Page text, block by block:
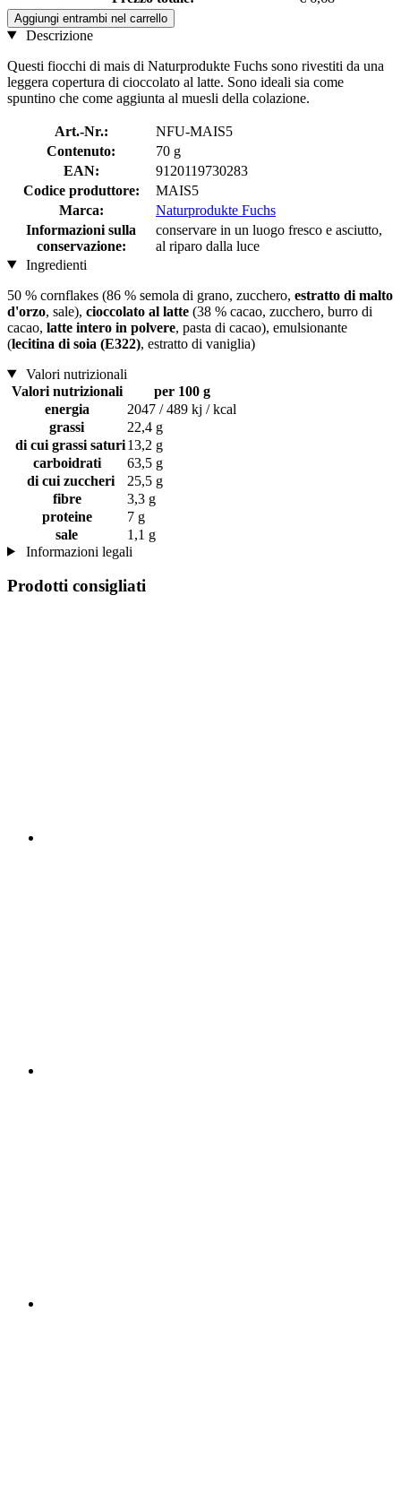
Aggiungi entrambi nel carrello
Descrizione
Questi fiocchi di mais di Naturprodukte Fuchs sono rivestiti da una
leggera copertura di cioccolato al latte. Sono ideali sia come
spuntino che come aggiunta al muesli della colazione.
Art.-Nr.:
NFU-MAIS5
Contenuto:
70 g
EAN:
9120119730283
Codice produttore:
MAIS5
Marca:
Naturprodukte Fuchs
Informazioni sulla
conservazione:
conservare in un luogo fresco e asciutto,
al riparo dalla luce
Ingredienti
50 % cornflakes (86 % semola di grano, zucchero, estratto di malto
d'orzo, sale), cioccolato al latte (38 % cacao, zucchero, burro di
cacao, latte intero in polvere, pasta di cacao), emulsionante
(lecitina di soia (E322), estratto di vaniglia)
Valori nutrizionali
Valori nutrizionali
per 100 g
energia
2047 / 489 kj / kcal
grassi
22,4 g
di cui grassi saturi13,2 g
carboidrati
63,5 g
di cui zuccheri
25,5 g
fibre
3,3 g
proteine
7 g
sale
1,1 g
Informazioni legali
Prodotti consigliati